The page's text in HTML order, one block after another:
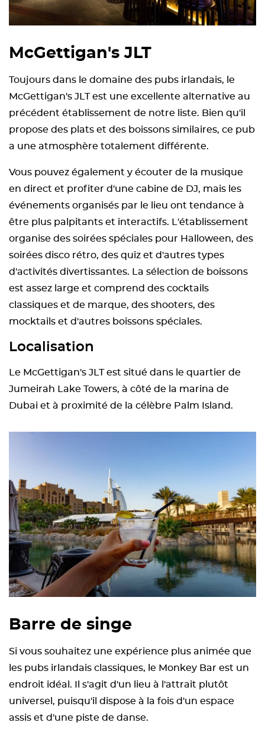
McGettigan's JLT
Toujours dans le domaine des pubs irlandais, le
McGettigan's JLT est une excellente alternative au
précédent établissement de notre liste. Bien qu'il
propose des plats et des boissons similaires, ce pub
a une atmosphère totalement différente.
Vous pouvez également y écouter de la musique
en direct et profiter d'une cabine de DJ, mais les
événements organisés par le lieu ont tendance à
être plus palpitants et interactifs. L'établissement
organise des soirées spéciales pour Halloween, des
soirées disco rétro, des quiz et d'autres types
d'activités divertissantes. La sélection de boissons
est assez large et comprend des cocktails
classiques et de marque, des shooters, des
mocktails et d'autres boissons spéciales.
Localisation
Le McGettigan's JLT est situé dans le quartier de
Jumeirah Lake Towers, à côté de la marina de
Dubai et à proximité de la célèbre Palm Island.
Barre de singe
Si vous souhaitez une expérience plus animée que
les pubs irlandais classiques, le Monkey Bar est un
endroit idéal. Il s'agit d'un lieu à l'attrait plutôt
universel, puisqu'il dispose à la fois d'un espace
assis et d'une piste de danse.